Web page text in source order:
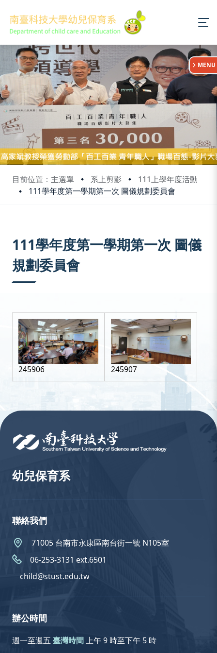
目前位置：主選單 系上剪影
111上學年度活動
111學年度第一學期第一次 圖儀規劃委員會
:::
MENU
111學年度第一學期第一次 圖儀
規劃委員會
245906 245907
幼兒保育系
聯絡我們
71005 台南市永康區南台街一號 N105室
06-253-3131 ext.6501
child@stust.edu.tw
辦公時間
週一至週五 臺灣時間上午 9 時至下午 5 時